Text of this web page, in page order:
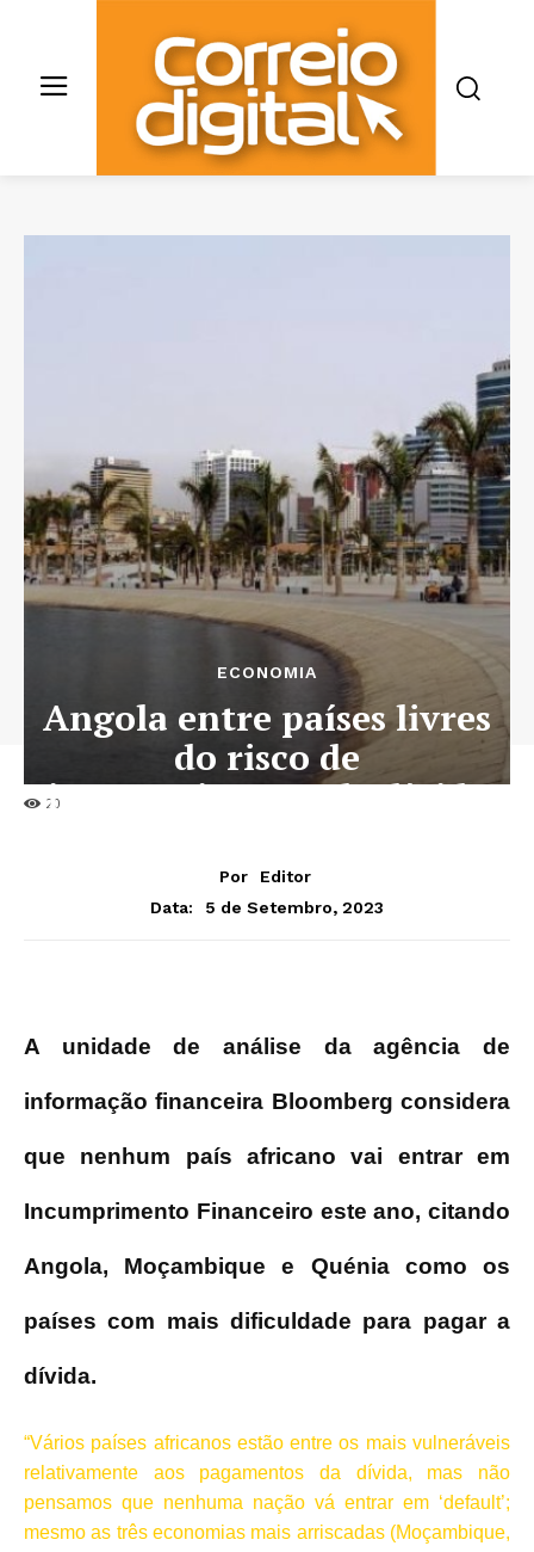
20
ECONOMIA
Angola entre países livres
do risco de
incumprimento de dívida
Por
Editor
Data:
5 de Setembro, 2023
A unidade de análise da agência de
informação financeira Bloomberg considera
que nenhum país africano vai entrar em
Incumprimento Financeiro este ano, citando
Angola, Moçambique e Quénia como os
países com mais dificuldade para pagar a
dívida.
“Vários países africanos estão entre os mais vulneráveis
relativamente aos pagamentos da dívida, mas não
pensamos que nenhuma nação vá entrar em ‘default’;
mesmo as três economias mais arriscadas (Moçambique,